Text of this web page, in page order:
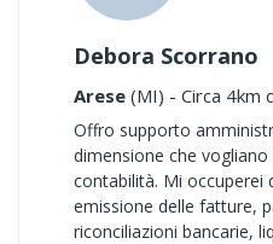
Debora Scorrano
Arese (MI) - Circa 4km
Offro supporto
dimensione che
contabilità. Mi occuperei
emissione delle fatture,
riconciliazioni bancarie,